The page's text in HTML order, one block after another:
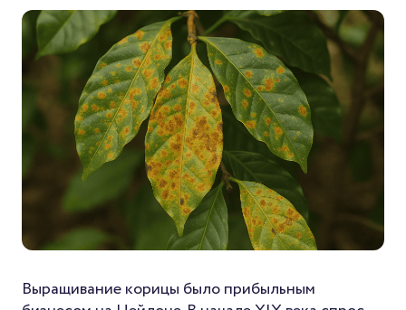
Выращивание корицы было прибыльным